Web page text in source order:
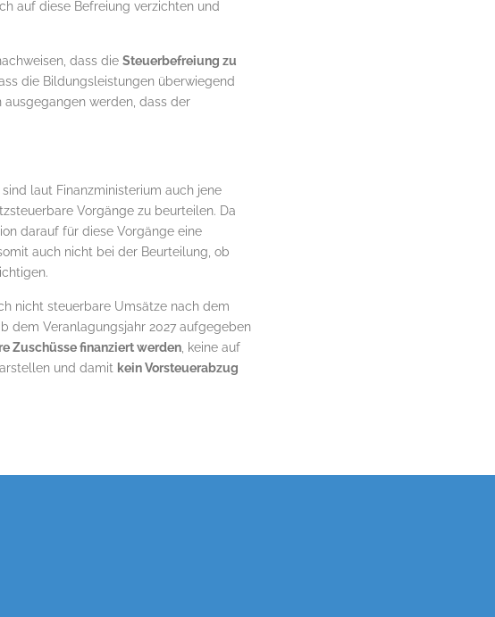
auf diese Befreiung verzichten und
dass die Steuerbefreiung zu
die Bildungsleistungen überwiegend
werden, dass der
laut Finanzministerium auch jene
Vorgänge zu beurteilen. Da
darauf für diese Vorgänge eine
auch nicht bei der Beurteilung, ob
nicht steuerbare Umsätze nach dem
dem Veranlagungsjahr 2027 aufgegeben
Zuschüsse finanziert werden , keine auf
und damit kein Vorsteuerabzug